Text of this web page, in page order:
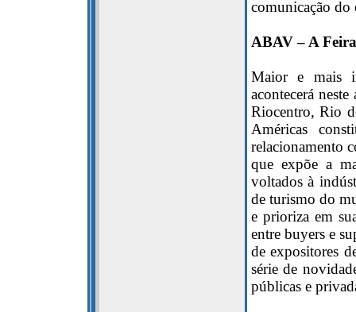
comunicação do
ABAV – A
Maior e mais
acontecerá
Riocentro, Rio
Américas
relacionamento
que expõe a
voltados à
de turismo do
e prioriza em
entre buyers e
de expositores
série de
públicas e